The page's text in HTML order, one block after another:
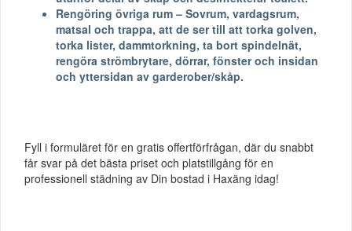
Rengöring övriga rum – Sovrum, vardagsrum,
matsal och trappa, att de ser till att torka golven,
torka lister, dammtorkning, ta bort spindelnät,
rengöra strömbrytare, dörrar, fönster och insidan
och yttersidan av garderober/skåp.
Fyll i formuläret för en gratis offertförfrågan, där du snabbt
får svar på det bästa priset och platstillgång för en
professionell städning av Din bostad i Haxäng idag!